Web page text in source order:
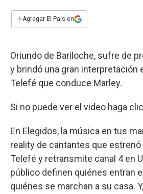
e
b
k
s
p
t
n
i
l
+Agregar El País en
Oriundo de Bariloche, sufre de
y brindó una gran interpretación
Telefé que conduce Marley.
Si no puede ver el video haga
En Elegidos, la música en tus
reality de cantantes que
Telefé y retransmite canal 4 en
público definen quiénes entran
quiénes se marchan a su casa.